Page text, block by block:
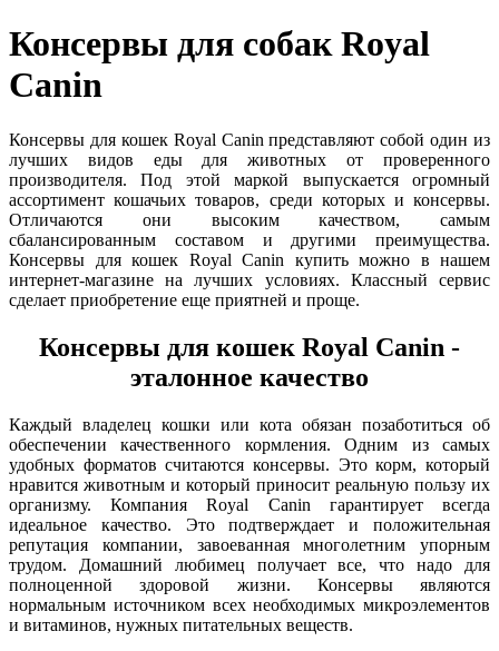
Консервы для собак Royal
Canin
Консервы для кошек Royal Canin представляют собой один из
лучших видов еды для животных от проверенного
производителя. Под этой маркой выпускается огромный
ассортимент кошачьих товаров, среди которых и консервы.
Отличаются они высоким качеством, самым
сбалансированным составом и другими преимущества.
Консервы для кошек Royal Canin купить можно в нашем
интернет-магазине на лучших условиях. Классный сервис
сделает приобретение еще приятней и проще.
Консервы для кошек Royal Canin -
эталонное качество
Каждый владелец кошки или кота обязан позаботиться об
обеспечении качественного кормления. Одним из самых
удобных форматов считаются консервы. Это корм, который
нравится животным и который приносит реальную пользу их
организму. Компания Royal Canin гарантирует всегда
идеальное качество. Это подтверждает и положительная
репутация компании, завоеванная многолетним упорным
трудом. Домашний любимец получает все, что надо для
полноценной здоровой жизни. Консервы являются
нормальным источником всех необходимых микроэлементов
и витаминов, нужных питательных веществ.